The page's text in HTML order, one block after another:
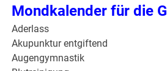
Mondkalender für die
Aderlass
Akupunktur entgiftend
Augengymnastik